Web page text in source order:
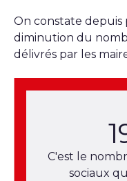
On constate depuis
diminution du
délivrés par les
C'est le
sociaux